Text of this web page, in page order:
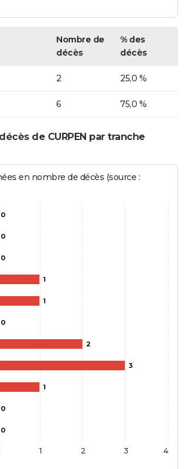
Nombre de
décès
% des
décès
2 25,0 %
6 75,0 %
de CURPEN par tranche
en nombre de décès (source :
0
0
0
1
1
0
2
3
1
0
0
1 2 3 4